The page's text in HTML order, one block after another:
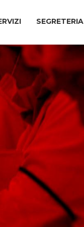
INCA
MIGRANTI
VERTENZE
DIMISSIONI
SOCIALE
SEGRETERIA